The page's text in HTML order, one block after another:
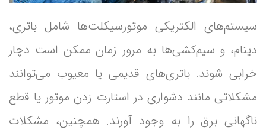
سیستم‌های الکتریکی موتورسیکلت‌ها شامل باتری،
دینام، و سیم‌کشی‌ها به مرور زمان ممکن است دچار
خرابی شوند. باتری‌های قدیمی یا معیوب می‌توانند
مشکلاتی مانند دشواری در استارت زدن موتور یا قطع
ناگهانی برق را به وجود آورند. همچنین، مشکلات